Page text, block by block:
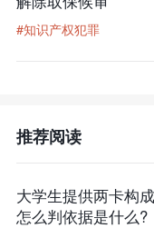
#知识产权犯罪
推荐阅读
大学生提供两卡构
怎么判依据是什么?